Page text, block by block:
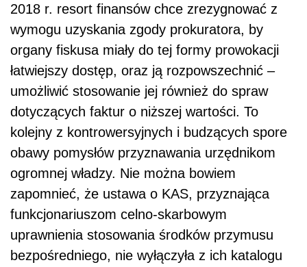
2018 r. resort finansów chce zrezygnować z
wymogu uzyskania zgody prokuratora, by
organy fiskusa miały do tej formy prowokacji
łatwiejszy dostęp, oraz ją rozpowszechnić –
umożliwić stosowanie jej również do spraw
dotyczących faktur o niższej wartości. To
kolejny z kontrowersyjnych i budzących spore
obawy pomysłów przyznawania urzędnikom
ogromnej władzy. Nie można bowiem
zapomnieć, że ustawa o KAS, przyznająca
funkcjonariuszom celno-skarbowym
uprawnienia stosowania środków przymusu
bezpośredniego, nie wyłączyła z ich katalogu